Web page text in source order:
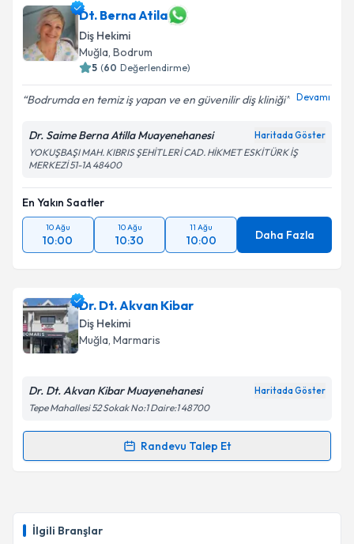
İlgili Branşlar
Dt. Berna Atila
Diş Hekimi
Muğla, Bodrum
5 (60 Değerlendirme)
Bodrumda en temiz iş yapan ve en güvenilir diş kliniği Devamı
Dr. Saime Berna Atilla Muayenehanesi Haritada Göster
YOKUŞBAŞI MAH. KIBRIS ŞEHİTLERİ CAD. HİKMET ESKİTÜRK İŞ
MERKEZİ 51-1A 48400
En Yakın Saatler
10 Ağu
10:00
10 Ağu
10:30
11 Ağu
10:00 Daha Fazla
Dr. Dt. Akvan Kibar
Diş Hekimi
Muğla, Marmaris
Dr. Dt. Akvan Kibar Muayenehanesi Haritada Göster
Tepe Mahallesi 52 Sokak No:1 Daire:1 48700
Randevu Talep Et
Randevu Takvimi Talebi
takvim hazırlandığında e-posta ile bilgilendireceğiz.